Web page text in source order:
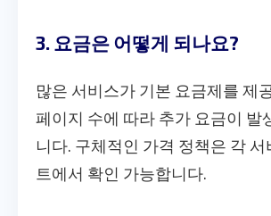
3. 요금은 어떻게 되나요?
많은 서비스가 기본 요금제를 제
페이지 수에 따라 추가 요금이 발
니다. 구체적인 가격 정책은 각 서
트에서 확인 가능합니다.